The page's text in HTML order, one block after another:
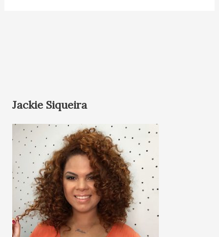
Jackie Siqueira